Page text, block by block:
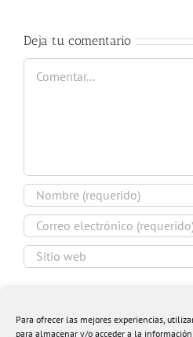
Para ofrecer las mejores experiencias,
para almacenar y/o acceder a la
Deja tu comentario
Comentar
navegador para la próxima vez